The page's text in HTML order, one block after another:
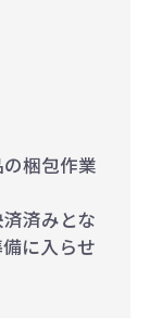
梱包作業
済みとな
に入らせ